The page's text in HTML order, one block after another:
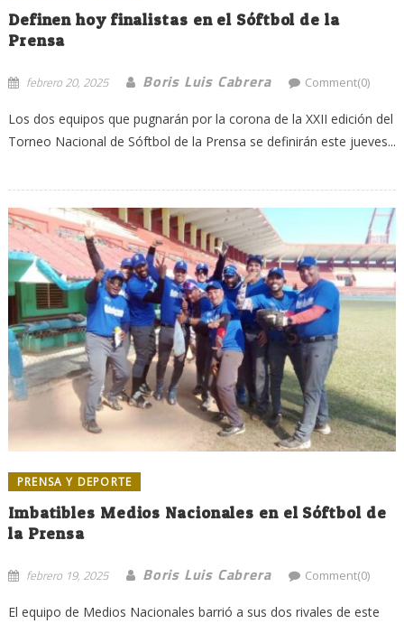
Definen hoy finalistas en el Sóftbol de la
Prensa
febrero 20, 2025 Boris Luis Cabrera Comment(0)
Los dos equipos que pugnarán por la corona de la XXII edición del
Torneo Nacional de Sóftbol de la Prensa se definirán este jueves...
PRENSA Y DEPORTE
Imbatibles Medios Nacionales en el Sóftbol de
la Prensa
febrero 19, 2025 Boris Luis Cabrera Comment(0)
El equipo de Medios Nacionales barrió a sus dos rivales de este